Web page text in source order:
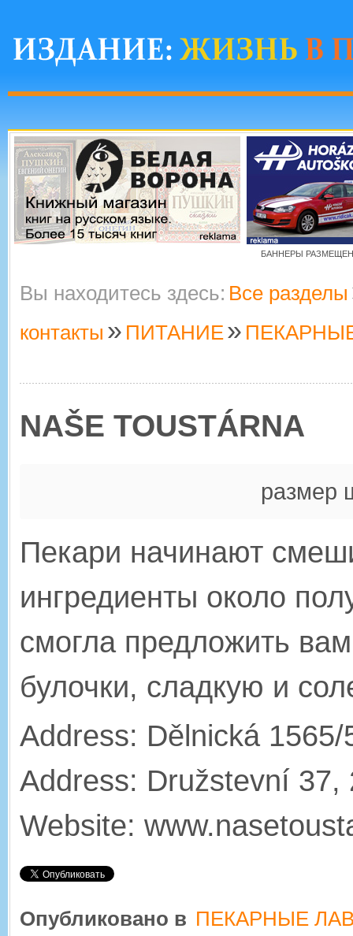
БАННЕРЫ РАЗМЕЩЕНЫ
Вы находитесь здесь: Все разделы
контакты » ПИТАНИЕ»
NAŠE TOUSTÁRNA
размер
Пекари начинают
ингредиенты около
смогла предложить
булочки, сладкую и
Address: Dělnická
Address: Družstevní 37,
Website:
Опубликовано в ПЕКАРНЫЕ